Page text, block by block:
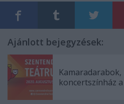
Ajánlott bejegyzések:
koncertszínház